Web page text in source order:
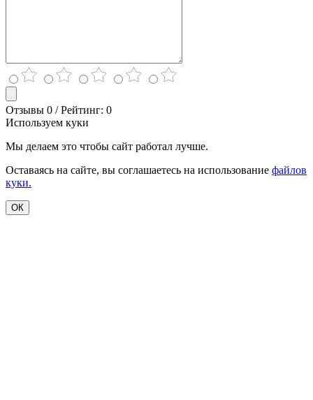
Отзывы 0 / Рейтинг: 0
Используем куки
Мы делаем это чтобы сайт работал лучше.
Оставаясь на сайте, вы соглашаетесь на использование файлов
куки.
ОК